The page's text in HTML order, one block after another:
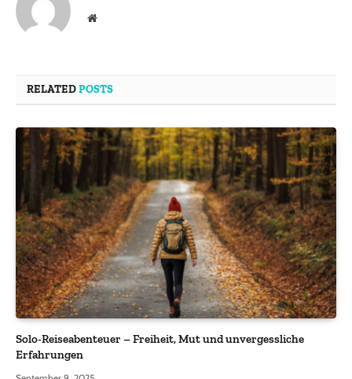
Website
RELATEDPOSTS
Solo-Reiseabenteuer – Freiheit, Mut und unvergessliche
Erfahrungen